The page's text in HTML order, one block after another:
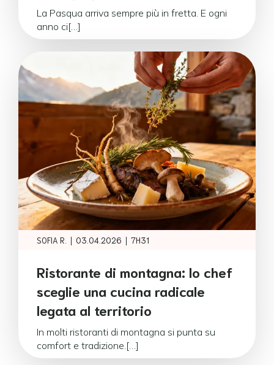
La Pasqua arriva sempre più in fretta. E ogni
anno ci[…]
SOFIA R. | 03.04.2026 | 7H31
Ristorante di montagna: lo chef
sceglie una cucina radicale
legata al territorio
In molti ristoranti di montagna si punta su
comfort e tradizione.[…]